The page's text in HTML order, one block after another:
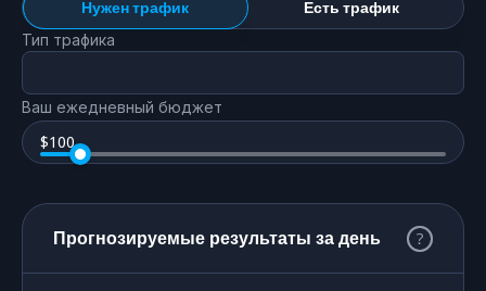
Нужен трафик Есть трафик
Тип трафика
Ваш ежедневный бюджет
$100
Прогнозируемые результаты за день